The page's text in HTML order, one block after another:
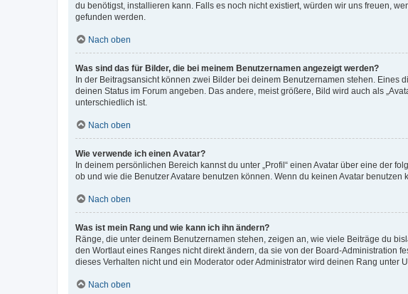
du benötigst, installieren kann. Falls es noch nicht existiert, würden wir uns freuen,
gefunden werden.
Nach oben
Was sind das für Bilder, die bei meinem Benutzernamen angezeigt werden?
In der Beitragsansicht können zwei Bilder bei deinem Benutzernamen stehen.
deinen Status im Forum angeben. Das andere, meist größere, Bild wird auch als
unterschiedlich ist.
Nach oben
Wie verwende ich einen Avatar?
In deinem persönlichen Bereich kannst du unter „Profil“ einen Avatar über eine der
ob und wie die Benutzer Avatare benutzen können. Wenn du keinen Avatar
Nach oben
Was ist mein Rang und wie kann ich ihn ändern?
Ränge, die unter deinem Benutzernamen stehen, zeigen an, wie viele Beiträge du
den Wortlaut eines Ranges nicht direkt ändern, da sie von der Board-
dieses Verhalten nicht und ein Moderator oder Administrator wird deinen Rang unter
Nach oben